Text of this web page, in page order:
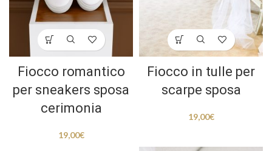
Fiocco romantico
per sneakers sposa
cerimonia
19,00€
Fiocco in tulle per
scarpe sposa
19,00€